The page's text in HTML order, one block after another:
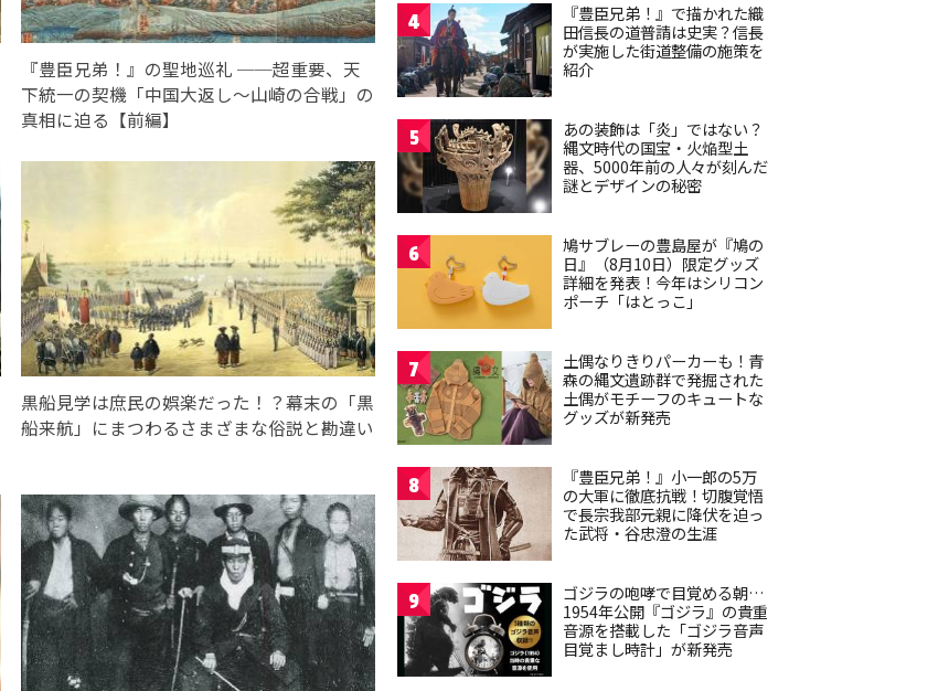
『豊臣兄弟！』の聖地巡礼 ──超重要、天
下統一の契機「中国大返し〜山崎の合戦」の
真相に迫る【前編】
黒船見学は庶民の娯楽だった！？幕末の「黒
船来航」にまつわるさまざまな俗説と勘違い
4
『豊臣兄弟！』で描かれた織
田信長の道普請は史実？信長
が実施した街道整備の施策を
紹介
5
あの装飾は「炎」ではない？
縄文時代の国宝・火焔型土
器、5000年前の人々が刻んだ
謎とデザインの秘密
6
鳩サブレーの豊島屋が『鳩の
日』（8月10日）限定グッズ
詳細を発表！今年はシリコン
ポーチ「はとっこ」
7
土偶なりきりパーカーも！青
森の縄文遺跡群で発掘された
土偶がモチーフのキュートな
グッズが新発売
8
『豊臣兄弟！』小一郎の5万
の大軍に徹底抗戦！切腹覚悟
で長宗我部元親に降伏を迫っ
た武将・谷忠澄の生涯
9
ゴジラの咆哮で目覚める朝…
1954年公開『ゴジラ』の貴重
音源を搭載した「ゴジラ音声
目覚まし時計」が新発売